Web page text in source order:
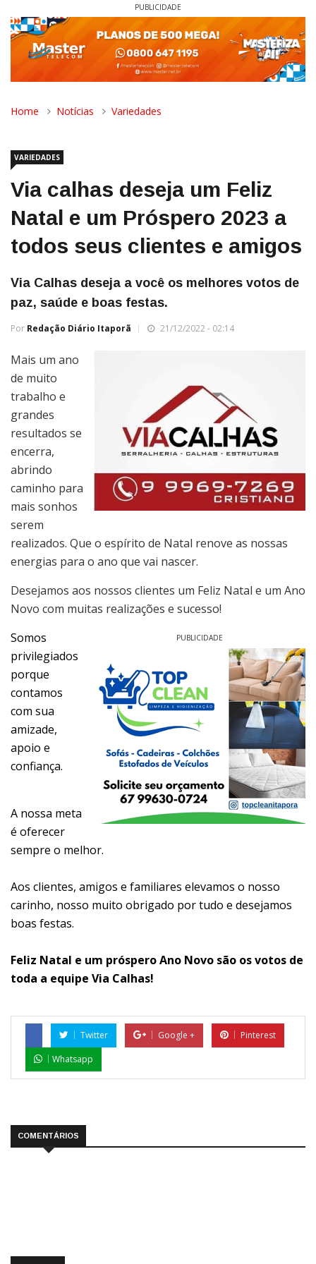
PUBLICIDADE
Home Notícias Variedades
VARIEDADES
Via calhas deseja um Feliz
Natal e um Próspero 2023 a
todos seus clientes e amigos
Via Calhas deseja a você os melhores votos de
paz, saúde e boas festas.
Por Redação Diário Itaporã 21/12/2022 - 02:14
Mais um ano
de muito
trabalho e
grandes
resultados se
encerra,
abrindo
caminho para
mais sonhos
serem
realizados. Que o espírito de Natal renove as nossas
energias para o ano que vai nascer.
Desejamos aos nossos clientes um Feliz Natal e um Ano
Novo com muitas realizações e sucesso!
PUBLICIDADE
Somos
privilegiados
porque
contamos
com sua
amizade,
apoio e
confiança.
A nossa meta
é oferecer
sempre o melhor.
Aos clientes, amigos e familiares elevamos o nosso
carinho, nosso muito obrigado por tudo e desejamos
boas festas.
Feliz Natal e um próspero Ano Novo são os votos de
toda a equipe Via Calhas!
Twitter Google +
Pinterest
Whatsapp
COMENTÁRIOS